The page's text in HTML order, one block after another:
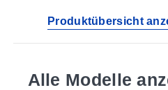
Produktübersicht
Alle Modelle